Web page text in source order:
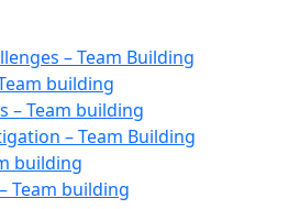
– Team Building
building
– Team building
– Team Building
building
Team building​